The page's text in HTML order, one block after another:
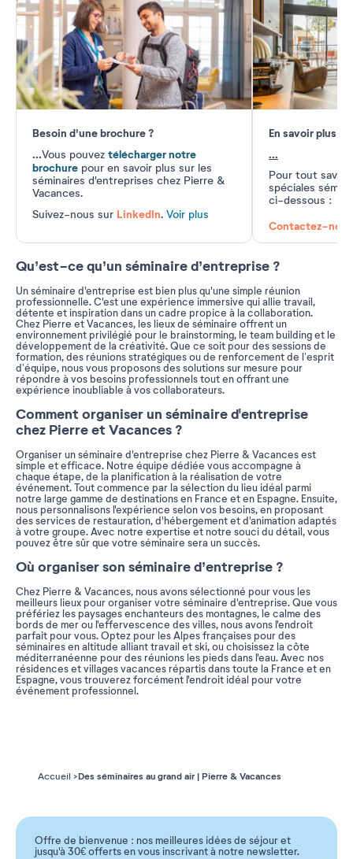
Besoin d'une brochure ?
...Vous pouvez télécharger notre
brochure pour en savoir plus sur les
séminaires d'entreprises chez Pierre &
Vacances.
Suivez-nous sur LinkedIn. Voir plus
En savoir plus
...
Pour tout
spéciales
ci-dessous :
Contactez-nous
Qu’est-ce qu’un séminaire d’entreprise ?
Un séminaire d'entreprise est bien plus qu'une simple réunion
professionnelle. C'est une expérience immersive qui allie travail,
détente et inspiration dans un cadre propice à la collaboration.
Chez Pierre et Vacances, les lieux de séminaire offrent un
environnement privilégié pour le brainstorming, le team building et le
développement de la créativité. Que ce soit pour des sessions de
formation, des réunions stratégiques ou de renforcement de l’esprit
d’équipe, nous vous proposons des solutions sur mesure pour
répondre à vos besoins professionnels tout en offrant une
expérience inoubliable à vos collaborateurs.
Comment organiser un séminaire d'entreprise
chez Pierre et Vacances ?
Organiser un séminaire d'entreprise chez Pierre & Vacances est
simple et efficace. Notre équipe dédiée vous accompagne à
chaque étape, de la planification à la réalisation de votre
événement. Tout commence par la sélection du lieu idéal parmi
notre large gamme de destinations en France et en Espagne. Ensuite,
nous personnalisons l'expérience selon vos besoins, en proposant
des services de restauration, d'hébergement et d'animation adaptés
à votre groupe. Avec notre expertise et notre souci du détail, vous
pouvez être sûr que votre séminaire sera un succès.
Où organiser son séminaire d’entreprise ?
Chez Pierre & Vacances, nous avons sélectionné pour vous les
meilleurs lieux pour organiser votre séminaire d'entreprise. Que vous
préfériez les paysages enchanteurs des montagnes, le calme des
bords de mer ou l'effervescence des villes, nous avons l'endroit
parfait pour vous. Optez pour les Alpes françaises pour des
séminaires en altitude alliant travail et ski, ou choisissez la côte
méditerranéenne pour des réunions les pieds dans l'eau. Avec nos
résidences et villages vacances répartis dans toute la France et en
Espagne, vous trouverez forcément l'endroit idéal pour votre
événement professionnel.
Accueil Des séminaires au grand air | Pierre & Vacances
Offre de bienvenue : nos meilleures idées de séjour et
jusqu'à 30€ offerts en vous inscrivant à notre newsletter.